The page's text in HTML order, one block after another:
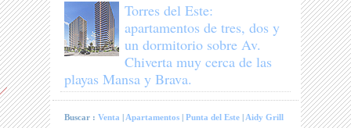
Torres del Este:
apartamentos de tres, dos y
un dormitorio sobre Av.
Chiverta muy cerca de las
playas Mansa y Brava.
Buscar :Venta | Apartamentos |Punta del Este | Aidy Grill